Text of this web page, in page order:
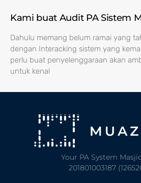
Kami buat Audit PA Sistem
Dahulu memang belum ramai yang
dengan Interacking sistem yang
perlu buat penyelenggaraan akan
untuk kenal
Your PA System
201801003187